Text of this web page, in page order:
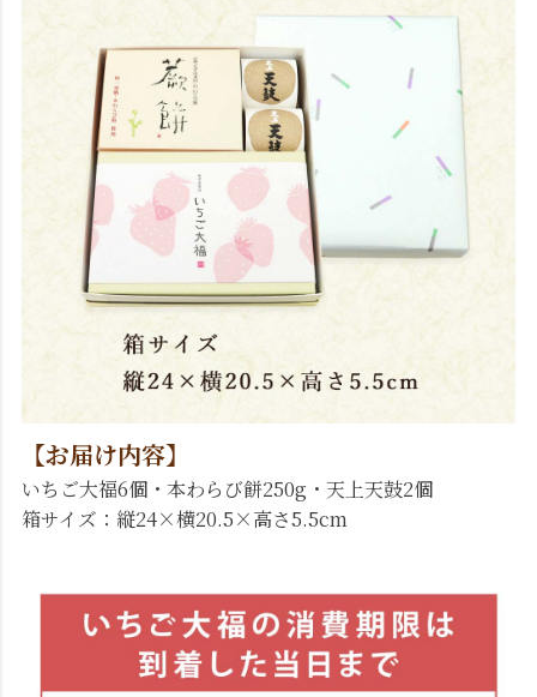
【お届け内容】
いちご大福6個・本わらび餅250g・天上天鼓2個
箱サイズ：縦24×横20.5×高さ5.5cm